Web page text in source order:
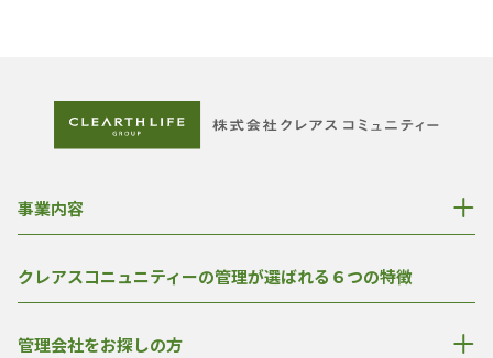
事業内容
クレアスコニュニティーの管理が選ばれる６つの特徴
管理会社をお探しの方